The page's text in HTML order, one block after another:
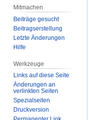
Mitmachen
Beiträge gesucht
Beitragserstellung
Letzte Änderungen
Hilfe
Werkzeuge
Links auf diese Seite
Änderungen an
verlinkten Seiten
Spezialseiten
Druckversion